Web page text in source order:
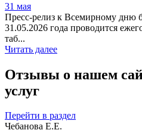
31 мая
Пресс-релиз к Всемирному дню
31.05.2026 года проводится
таб...
Читать далее
Отзывы о нашем
услуг
Перейти в раздел
Чебанова Е.Е.